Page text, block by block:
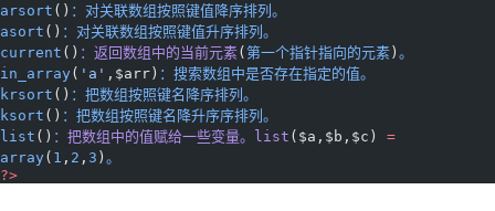
arsort () ：对关联数组按照键值降序排列。
asort () ：对关联数组按照键值升序排列。
current () ：返回数组中的当前元素( 第一个指针指向的元素 ) 。
in_array( 'a' ,$arr) ：搜索数组中是否存在指定的值。
krsort () ：把数组按照键名降序排列。
ksort () ：把数组按照键名降升序序排列。
list () ：把数组中的值赋给一些变量。list ($a,$b,$c) =
array( 1 , 2 , 3 ) 。
?>